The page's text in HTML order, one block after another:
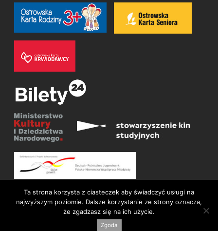
© Wszelkie prawa zastrzeżone 2026
Deklaracja dostępności
Ta strona korzysta z ciasteczek aby świadczyć usługi na
najwyższym poziomie. Dalsze korzystanie ze strony oznacza,
że zgadzasz się na ich użycie.
Zgoda